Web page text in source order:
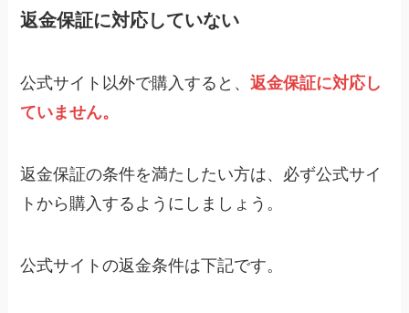
返金保証に対応していない
公式サイト以外で購入すると、返金保証に対応し
ていません。
返金保証の条件を満たしたい方は、必ず公式サイ
トから購入するようにしましょう。
公式サイトの返金条件は下記です。